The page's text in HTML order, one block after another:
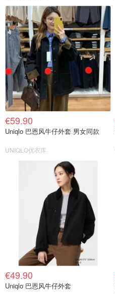
€59.90
Uniqlo 巴恩风牛仔外套 男女同款
UNIQLO优衣库
€49.90
Uniqlo 巴恩风牛仔外套